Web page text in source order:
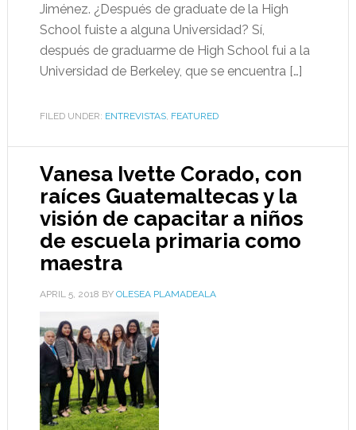
Jiménez. ¿Después de graduate de la High
School fuiste a alguna Universidad? Sí,
después de graduarme de High School fui a la
Universidad de Berkeley, que se encuentra […]
FILED UNDER: ENTREVISTAS, FEATURED
Vanesa Ivette Corado, con
raíces Guatemaltecas y la
visión de capacitar a niños
de escuela primaria como
maestra
APRIL 5, 2018 BY OLESEA PLAMADEALA